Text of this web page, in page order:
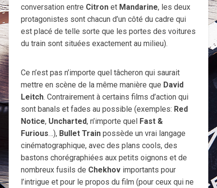
conversation entre Citronet Mandarine, les deux
protagonistes sont chacun d’un côté du cadre qui
est placé de telle sorte que les portes des voitures
du train sont situées exactement au milieu).
Ce n’est pas n’importe quel tâcheron qui saurait
mettre en scène de la même manière que David
Leitch. Contrairement à certains films d’action qui
sont banals et fades au possible (exemples: Red
Notice, Uncharted, n’importe quel Fast &
Furious…), Bullet Trainpossède un vrai langage
cinématographique, avec des plans cools, des
bastons chorégraphiées aux petits oignons et de
nombreux fusils de Chekhovimportants pour
l’intrigue et pour le propos du film (pour ceux qui ne